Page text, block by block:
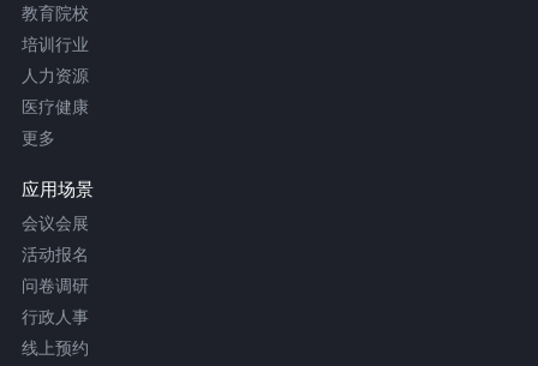
教育院校
培训行业
人力资源
医疗健康
更多
应用场景
会议会展
活动报名
问卷调研
行政人事
线上预约